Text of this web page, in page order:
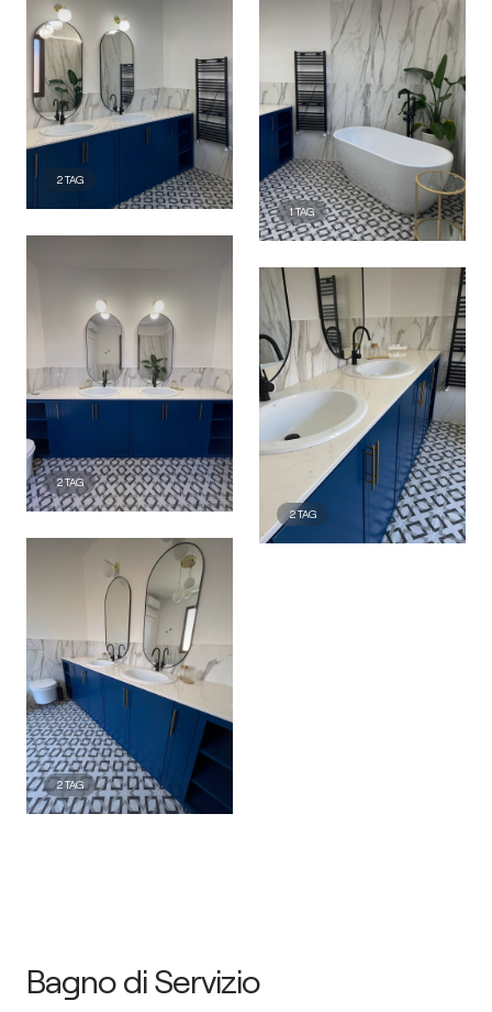
2TAG
2TAG
2TAG
1TAG
2TAG
Bagno di Servizio